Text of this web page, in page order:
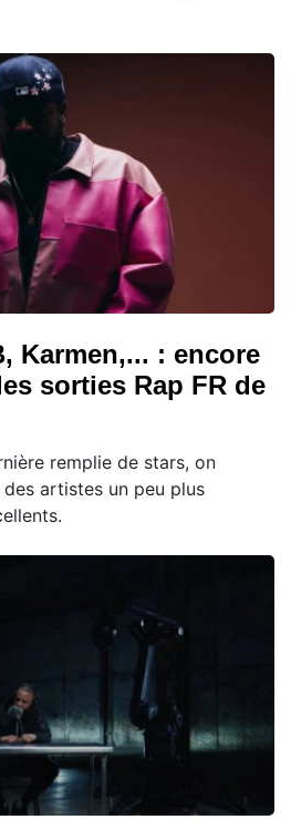
Karmen,... : encore
sorties Rap FR de
remplie de stars, on
artistes un peu plus